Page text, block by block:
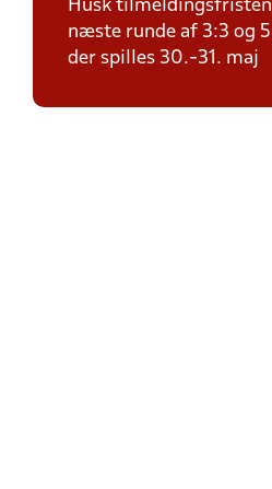
Husk tilmeldingsfristen
næste runde af 3:3 og
der spilles 30.-31. maj